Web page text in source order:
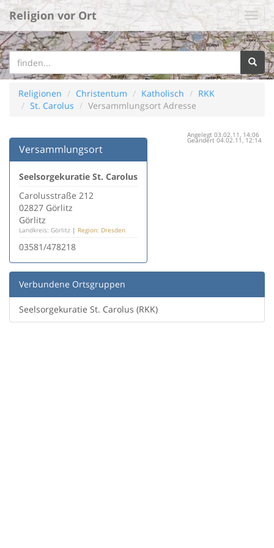
Religion vor Ort
Religionen Christentum Katholisch
RKK
St. Carolus
Versammlungsort Adresse
Angelegt 03.02.11, 14:06
Geändert 04.02.11, 12:14
Versammlungsort
Seelsorgekuratie St. Carolus
Carolusstraße 212
02827 Görlitz
Görlitz
Landkreis: Görlitz | Region: Dresden
03581/478218
Verbundene Ortsgruppen
Seelsorgekuratie St. Carolus (RKK)